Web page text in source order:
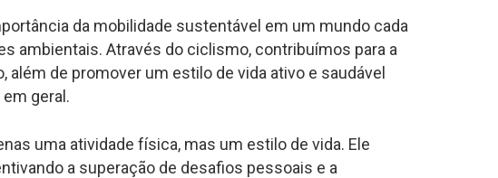
da mobilidade sustentável em um mundo cada
ambientais. Através do ciclismo, contribuímos para a
além de promover um estilo de vida ativo e saudável
geral.
uma atividade física, mas um estilo de vida. Ele
a superação de desafios pessoais e a